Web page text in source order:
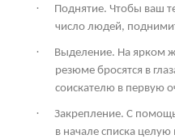
·
Поднятие. Чтобы ваш
число людей,
·
Выделение. На ярком
резюме бросятся в
соискателю в первую
·
Закрепление. С
в начале списка